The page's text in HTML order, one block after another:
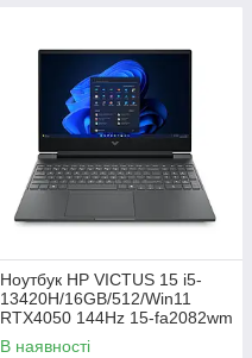
Ноутбук HP VICTUS 15 i5-
13420H/16GB/512/Win11
RTX4050 144Hz 15-fa2082wm
(B5EQ3UA)
В наявності